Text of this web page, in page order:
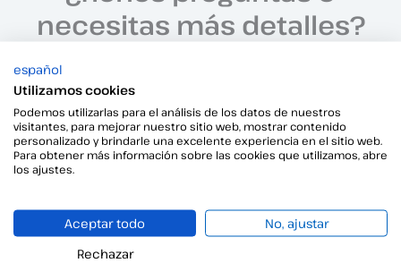
necesitas más detalles?
Haz clic aquí para hablar con nuestro equipo comercial.
Contacta con nosotros
español
Utilizamos cookies
Podemos utilizarlas para el análisis de los datos de nuestros
visitantes, para mejorar nuestro sitio web, mostrar contenido
personalizado y brindarle una excelente experiencia en el sitio web.
Para obtener más información sobre las cookies que utilizamos, abre
los ajustes.
Aceptar todo
No, ajustar
Rechazar